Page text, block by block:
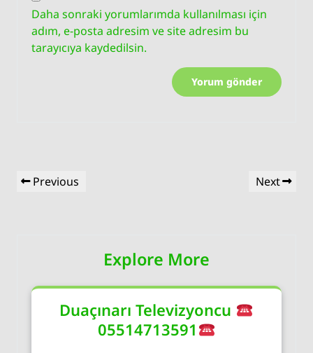
Daha sonraki yorumlarımda kullanılması için
adım, e-posta adresim ve site adresim bu
tarayıcıya kaydedilsin.
Yazı
gezinmesi
Previous
Previous
Next
Next
Explore More
Duaçınarı Televizyoncu
05514713591